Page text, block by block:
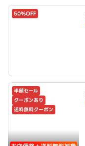
50%OFF
半額セール
クーポンあり
送料無料クーポン